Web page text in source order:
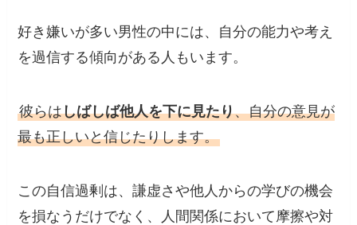
好き嫌いが多い男性の中には、自分の能力や考え
を過信する傾向がある人もいます。
彼らはしばしば他人を下に見たり、自分の意見が
最も正しいと信じたりします。
この自信過剰は、謙虚さや他人からの学びの機会
を損なうだけでなく、人間関係において摩擦や対